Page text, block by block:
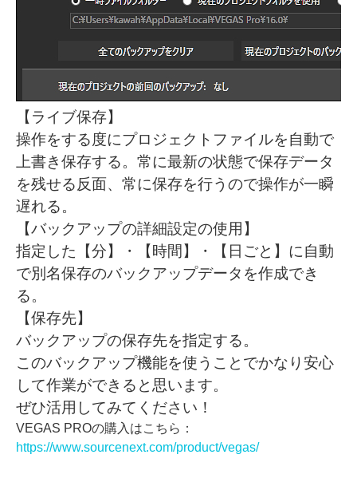
【ライブ保存】
操作をする度にプロジェクトファイルを自動で
上書き保存する。常に最新の状態で保存データ
を残せる反面、常に保存を行うので操作が一瞬
遅れる。
【バックアップの詳細設定の使用】
指定した【分】・【時間】・【日ごと】に自動
で別名保存のバックアップデータを作成でき
る。
【保存先】
バックアップの保存先を指定する。
このバックアップ機能を使うことでかなり安心
して作業ができると思います。
ぜひ活用してみてください！
VEGAS PROの購入はこちら：
https://www.sourcenext.com/product/vegas/